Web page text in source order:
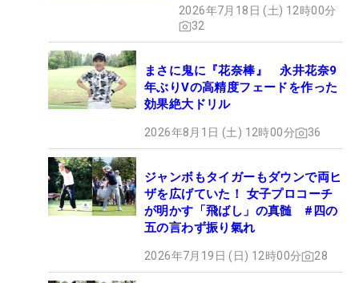
2026年7月18日 (土) 12時00分
32
まさに鬼に『花奈棒』 永井花奈9
年ぶりVの高精度フェードを作った
効果絶大ドリル
2026年8月1日 (土) 12時00分 36
ジャンボもタイガーもダウンで両ヒ
ザを広げていた！ 女子プロコーチ
が明かす「飛ばし」の真髄 #四の
五の言わず振り氣れ
2026年7月19日 (日) 12時00分 28